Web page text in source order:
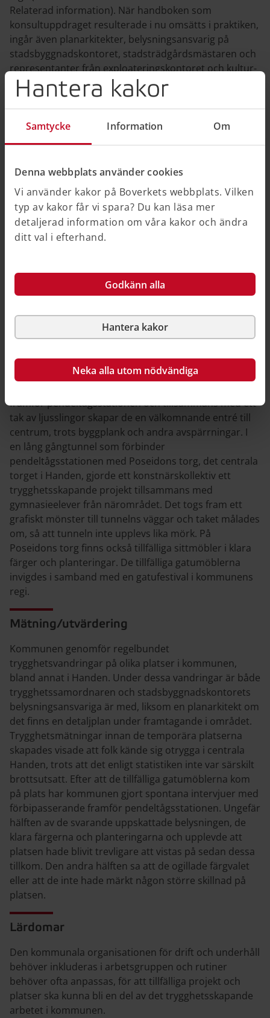
Hantera kakor
Samtycke Information Om
Denna webbplats använder cookies
Vi använder kakor på Boverkets webbplats. Vilken
typ av kakor får vi spara? Du kan läsa mer
detaljerad information om våra kakor och ändra
ditt val i efterhand.
Godkänn alla
Hantera kakor
Neka alla utom nödvändiga
Relaterad information). När handboken som
konsultuppdraget resulterade i nu omsätts i praktiken,
ingår även planarkitekter, belysningsansvarig på
stadsbyggnadskontoret, stadsträdgårdsmästaren och
representanter från exploateringskontoret och kultur-
och fritidsförvaltningen i arbetsgruppen.
Tillfälliga gatumöbler och blomsterlådor i klara färger samt
pendeltågsstationen och gångtunneln som leder till
Poseidons torg. Foto: Andreas Paulson/Haninge kommun
Fysiska åtgärder
framför pendeltågsstationen och tillsammans med ett
tak av ljusslingor skapar de en välkomnande entré till
centrum, trots byggplank och andra avspärrningar. I
en lång gångtunnel som förbinder
pendeltågsstationen med Poseidons torg, det centrala
torget i Handen, gjorde ett konstnärskollektiv ett
trygghetsskapande projekt tillsammans med
gymnasieelever från närområdet. Det togs fram ett
grafiskt mönster till tunnelns väggar och taket målades
om, så att tunneln inte upplevs lika mörk. På
Poseidons torg finns också tillfälliga sittmöbler i klara
färger och planteringar. De tillfälliga gatumöblerna
invigdes i samband med en gatufestival i kommunens
regi.
Mätning/utvärdering
Kommunen genomför regelbundet
trygghetsvandringar på olika platser i kommunen,
bland annat i Handen. Under dessa vandringar är både
trygghetssamordnaren och stadsbyggnadskontorets
belysningsansvariga är med, liksom en planarkitekt om
det finns en detaljplan under framtagande i området.
Trygghetsmätningar innan de temporära platserna
skapades visade att folk kände sig otrygga i centrala
Handen, trots att det enligt statistiken inte var särskilt
brottsutsatt. Efter att de tillfälliga gatumöblerna kom
på plats har kommunen gjort spontana intervjuer med
förbipasserande framför pendeltågsstationen. Ungefär
hälften av de svarande uppskattade belysningen, de
klara färgerna och planteringarna och upplevde att
platsen hade blivit trevligare att vistas på sedan dessa
tillkom. Den andra hälften sa att de ogillade färgvalet
eller att de inte hade märkt någon större skillnad på
platsen.
Lärdomar
Den kommunala organisationen för drift och underhåll
behöver inkluderas i arbetsgruppen och rutiner
behöver ofta anpassas, för att tillfälliga projekt och
platser ska kunna bli en del av det trygghetsskapande
arbetet i kommunen.